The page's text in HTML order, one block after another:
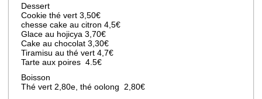
Dessert
Cookie thé vert 3,50€
chesse cake au citron 4,5€
Glace au hojicya 3,70€
Cake au chocolat 3,30€
Tiramisu au thé vert 4,7€
Tarte aux poires 4.5€
Boisson
Thé vert 2,80e, thé oolong 2,80€